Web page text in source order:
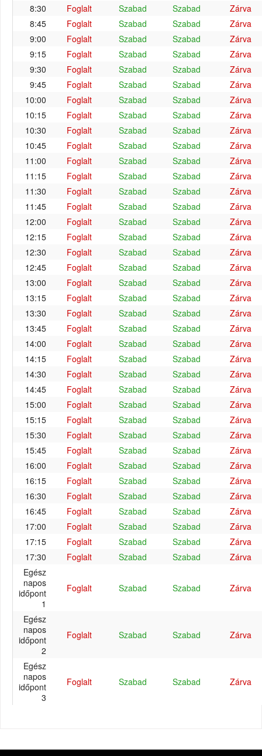
8:30
Foglalt Szabad Szabad
Zárva
8:45
Foglalt Szabad Szabad
Zárva
9:00
Foglalt Szabad Szabad
Zárva
9:15
Foglalt Szabad Szabad
Zárva
9:30
Foglalt Szabad Szabad
Zárva
9:45
Foglalt Szabad Szabad
Zárva
10:00
Foglalt Szabad Szabad
Zárva
10:15
Foglalt Szabad Szabad
Zárva
10:30
Foglalt Szabad Szabad
Zárva
10:45
Foglalt Szabad Szabad
Zárva
11:00
Foglalt Szabad Szabad
Zárva
11:15
Foglalt Szabad Szabad
Zárva
11:30
Foglalt Szabad Szabad
Zárva
11:45
Foglalt Szabad Szabad
Zárva
12:00
Foglalt Szabad Szabad
Zárva
12:15
Foglalt Szabad Szabad
Zárva
12:30
Foglalt Szabad Szabad
Zárva
12:45
Foglalt Szabad Szabad
Zárva
13:00
Foglalt Szabad Szabad
Zárva
13:15
Foglalt Szabad Szabad
Zárva
13:30
Foglalt Szabad Szabad
Zárva
13:45
Foglalt Szabad Szabad
Zárva
14:00
Foglalt Szabad Szabad
Zárva
14:15
Foglalt Szabad Szabad
Zárva
14:30
Foglalt Szabad Szabad
Zárva
14:45
Foglalt Szabad Szabad
Zárva
15:00
Foglalt Szabad Szabad
Zárva
15:15
Foglalt Szabad Szabad
Zárva
15:30
Foglalt Szabad Szabad
Zárva
15:45
Foglalt Szabad Szabad
Zárva
16:00
Foglalt Szabad Szabad
Zárva
16:15
Foglalt Szabad Szabad
Zárva
16:30
Foglalt Szabad Szabad
Zárva
16:45
Foglalt Szabad Szabad
Zárva
17:00
Foglalt Szabad Szabad
Zárva
17:15
Foglalt Szabad Szabad
Zárva
17:30
Foglalt Szabad Szabad
Zárva
Egész
napos
időpont
1
Foglalt Szabad Szabad Zárva
Egész
napos
időpont
2
Foglalt Szabad Szabad Zárva
Egész
napos
időpont
3
Foglalt Szabad Szabad Zárva